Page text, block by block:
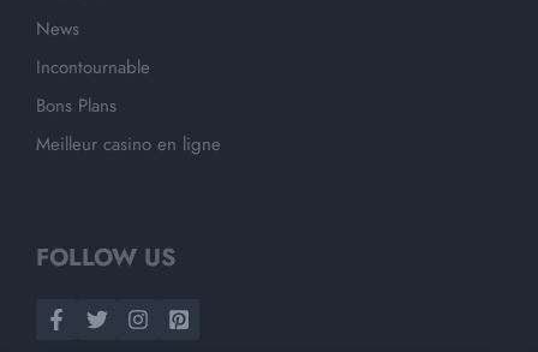
News
Incontournable
Bons Plans
Meilleur casino en ligne
FOLLOW US